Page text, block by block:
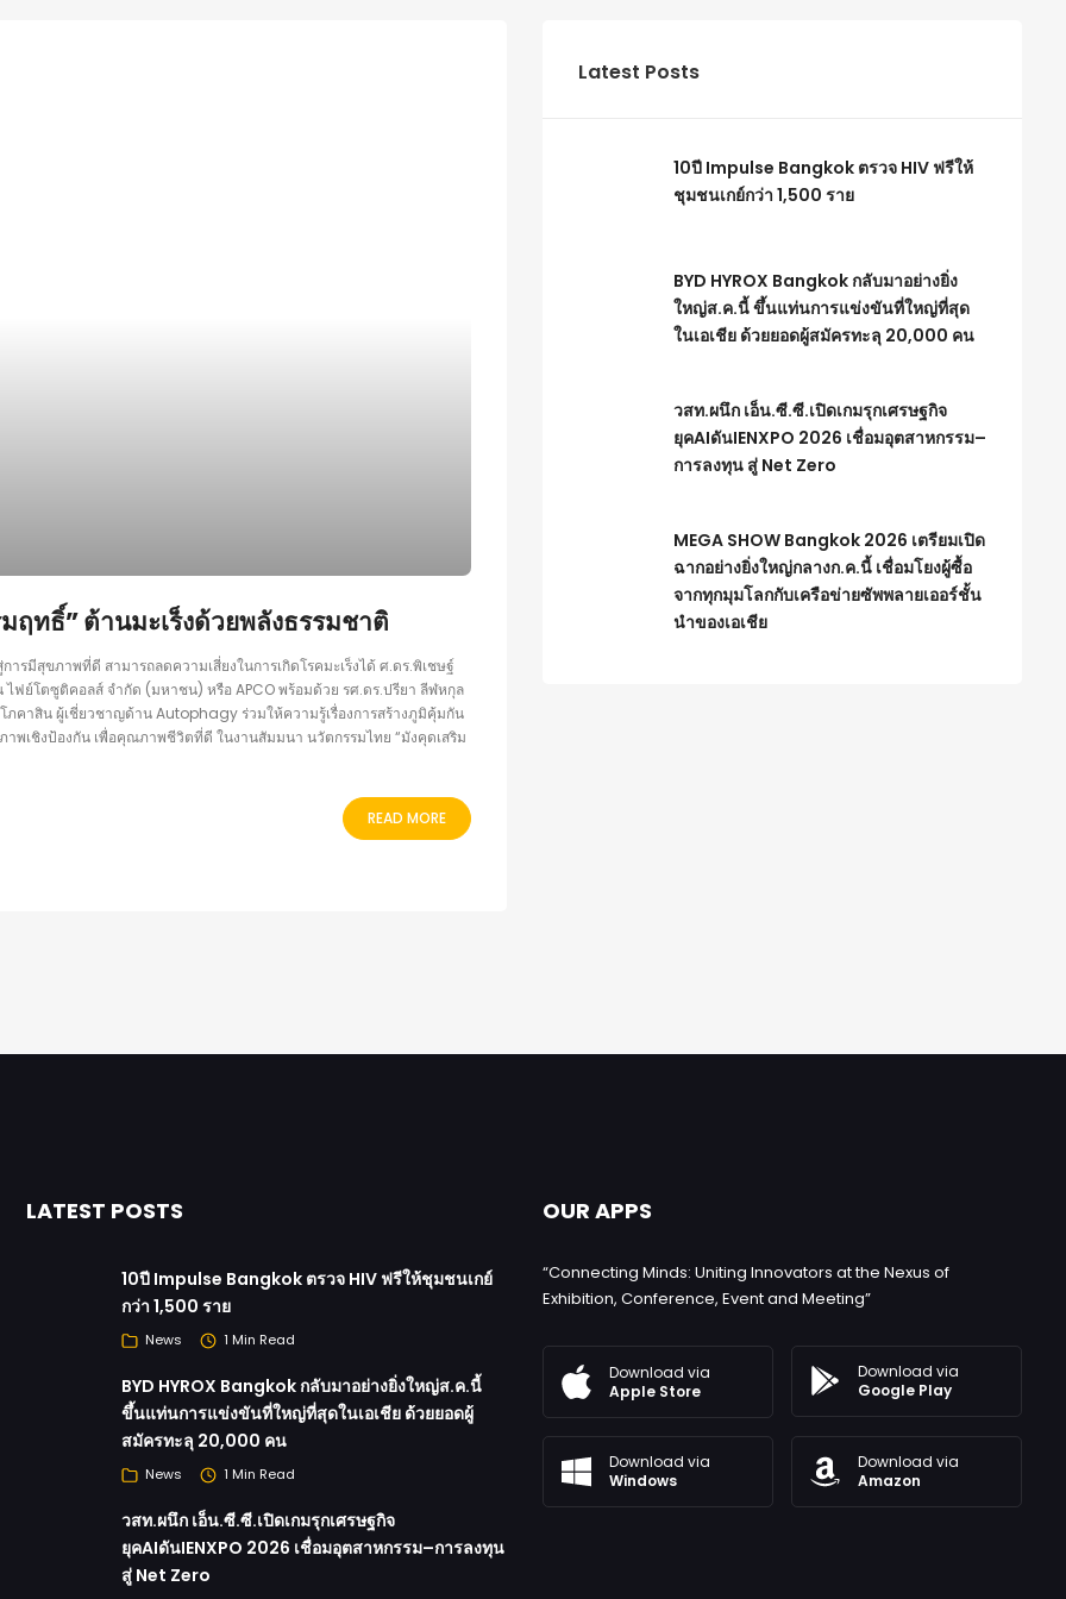
ฤทธิ์” ต้านมะเร็งด้วยพลังธรรมชาติ
รมีสุขภาพที่ดี สามารถลดความเสี่ยงในการเกิดโรคมะเร็งได้ ศ.ดร.พิเชษฐ์
ฟย์โตซูติคอลส์ จำกัด (มหาชน) หรือ APCO พร้อมด้วย รศ.ดร.ปรียา ลีฬหกุล
คาสิน ผู้เชี่ยวชาญด้าน Autophagy ร่วมให้ความรู้เรื่องการสร้างภูมิคุ้มกัน
พเชิงป้องกัน เพื่อคุณภาพชีวิตที่ดี ในงานสัมมนา นวัตกรรมไทย “มังคุดเสริม
READ MORE
Latest Posts
10ปี Impulse Bangkok ตรวจ HIV ฟรีให้
ชุมชนเกย์กว่า 1,500 ราย
BYD HYROX Bangkok กลับมาอย่างยิ่ง
ใหญ่ส.ค.นี้ ขึ้นแท่นการแข่งขันที่ใหญ่ที่สุด
ในเอเชีย ด้วยยอดผู้สมัครทะลุ 20,000 คน
วสท.ผนึก เอ็น.ซี.ซี.เปิดเกมรุกเศรษฐกิจ
ยุคAIดันIENXPO 2026 เชื่อมอุตสาหกรรม–
การลงทุน สู่ Net Zero
MEGA SHOW Bangkok 2026 เตรียมเปิด
ฉากอย่างยิ่งใหญ่กลางก.ค.นี้ เชื่อมโยงผู้ซื้อ
จากทุกมุมโลกกับเครือข่ายซัพพลายเออร์ชั้น
นำของเอเชีย
LATEST POSTS
10ปี Impulse Bangkok ตรวจ HIV ฟรีให้ชุมชนเกย์
กว่า 1,500 ราย
News 1 Min Read
BYD HYROX Bangkok กลับมาอย่างยิ่งใหญ่ส.ค.นี้
ขึ้นแท่นการแข่งขันที่ใหญ่ที่สุดในเอเชีย ด้วยยอดผู้
สมัครทะลุ 20,000 คน
News 1 Min Read
วสท.ผนึก เอ็น.ซี.ซี.เปิดเกมรุกเศรษฐกิจ
ยุคAIดันIENXPO 2026 เชื่อมอุตสาหกรรม–การลงทุน
สู่ Net Zero
OUR APPS
“Connecting Minds: Uniting Innovators at the Nexus of
Exhibition, Conference, Event and Meeting”
Download via
Apple Store
Download via
Google Play
Download via
Windows
Download via
Amazon